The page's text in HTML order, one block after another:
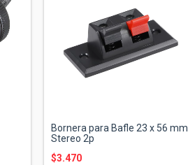
Bornera para Bafle 23 x 56 mm
Stereo 2p
$3.470